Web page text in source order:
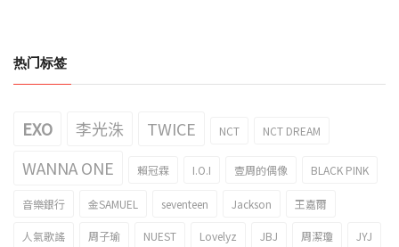
热门标签
EXO 李光洙 TWICE NCT NCT DREAM
WANNA ONE 賴冠霖 I.O.I 壹周的偶像 BLACK PINK
音樂銀行 金SAMUEL seventeen Jackson 王嘉爾
人氣歌謠 周子瑜 NUEST Lovelyz JBJ 周潔瓊 JYJ